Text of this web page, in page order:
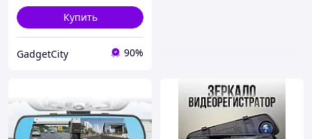
Купить
GadgetCity 90%